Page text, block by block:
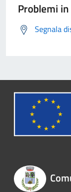
Problemi
Segnala